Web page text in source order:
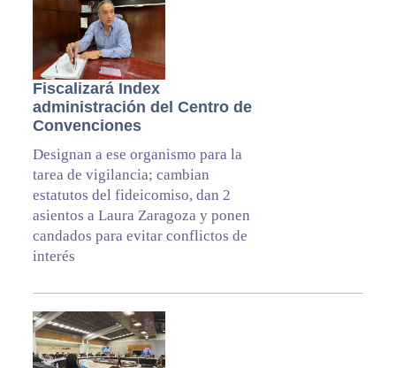
Fiscalizará Index
administración del Centro de
Convenciones
Designan a ese organismo para la
tarea de vigilancia; cambian
estatutos del fideicomiso, dan 2
asientos a Laura Zaragoza y ponen
candados para evitar conflictos de
interés